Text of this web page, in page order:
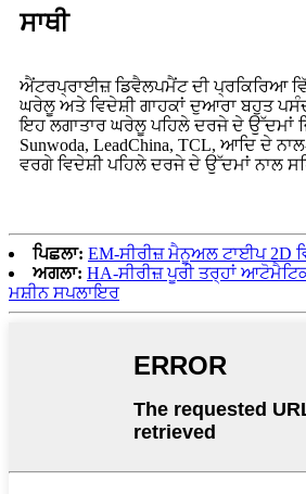
ਸਾਥੀ
ਐਂਟਰਪ੍ਰਾਈਜ਼ ਡਿਵੈਲਪਮੈਂਟ ਦੀ ਪ੍ਰਕਿਰਿਆ
ਘਰੇਲੂ ਅਤੇ ਵਿਦੇਸ਼ੀ ਗਾਹਕਾਂ ਦੁਆਰਾ ਬਹੁਤ
ਇਹ ਲਗਾਤਾਰ ਘਰੇਲੂ ਪਹਿਲੇ ਦਰਜੇ ਦੇ ਉੱਦਮਾਂ
Sunwoda, LeadChina, TCL, ਆਦਿ ਦੇ
ਵਰਗੇ ਵਿਦੇਸ਼ੀ ਪਹਿਲੇ ਦਰਜੇ ਦੇ ਉੱਦਮਾਂ ਨਾਲ
ਪਿਛਲਾ: EM-ਸੀਰੀਜ਼ ਮੈਨੂਅਲ ਟਾਈਪ 2D
ਅਗਲਾ: HA-ਸੀਰੀਜ਼ ਪੂਰੀ ਤਰ੍ਹਾਂ
ਮਸ਼ੀਨ ਸਪਲਾਇਰ